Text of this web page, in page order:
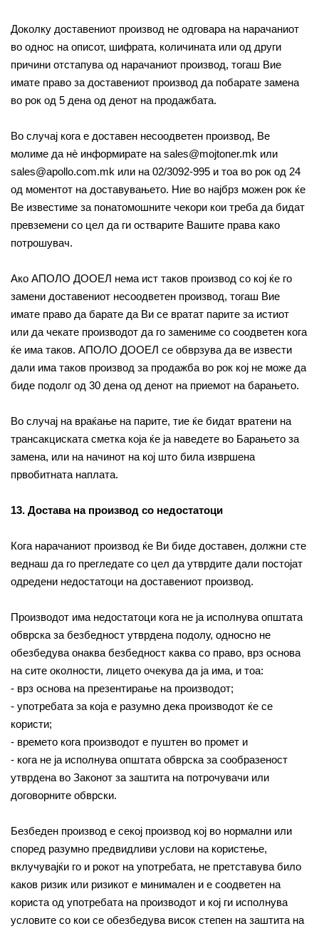
Доколку доставениот производ не одговара на нарачаниот
во однос на описот, шифрата, количината или од други
причини отстапува од нарачаниот производ, тогаш Вие
имате право за доставениот производ да побарате замена
во рок од 5 дена од денот на продажбата.
Во случај кога е доставен несоодветен производ, Ве
молиме да нè информирате на sales@mojtoner.mk или
sales@apollo.com.mk или на 02/3092-995 и тоа во рок од 24
од моментот на доставувањето. Ние во најбрз можен рок ќе
Ве известиме за понатомошните чекори кои треба да бидат
превземени со цел да ги остварите Вашите права како
потрошувач.
Ако АПОЛО ДООЕЛ нема ист таков производ со кој ќе го
замени доставениот несоодветен производ, тогаш Вие
имате право да барате да Ви се вратат парите за истиот
или да чекате производот да го замениме со соодветен кога
ќе има таков. АПОЛО ДООЕЛ се обврзува да ве извести
дали има таков производ за продажба во рок кој не може да
биде подолг од 30 дена од денот на приемот на барањето.
Во случај на враќање на парите, тие ќе бидат вратени на
трансакциската сметка која ќе ја наведете во Барањето за
замена, или на начинот на кој што била извршена
првобитната наплата.
13. Достава на производ со недостатоци
Кога нарачаниот производ ќе Ви биде доставен, должни сте
веднаш да го прегледате со цел да утврдите дали постојат
одредени недостатоци на доставениот производ.
Производот има недостатоци кога не ја исполнува општата
обврска за безбедност утврдена подолу, односно не
обезбедува онаква безбедност каква со право, врз основа
на сите околности, лицето очекува да ја има, и тоа:
- врз основа на презентирање на производот;
- употребата за која е разумно дека производот ќе се
користи;
- времето кога производот е пуштен во промет и
- кога не ја исполнува општата обврска за сообразеност
утврдена во Законот за заштита на потрочувачи или
договорните обврски.
Безбеден производ е секој производ кој во нормални или
според разумно предвидливи услови на користење,
вклучувајќи го и рокот на употребата, не претставува било
каков ризик или ризикот е минимален и е соодветен на
користа од употребата на производот и кој ги исполнува
условите со кои се обезбедува висок степен на заштита на